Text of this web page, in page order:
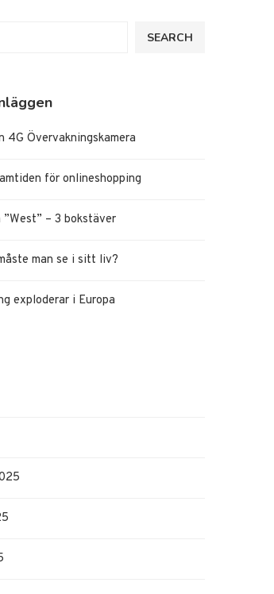
SEARCH
4G Övervakningskamera
för onlineshopping
– 3 bokstäver
man se i sitt liv?
exploderar i Europa